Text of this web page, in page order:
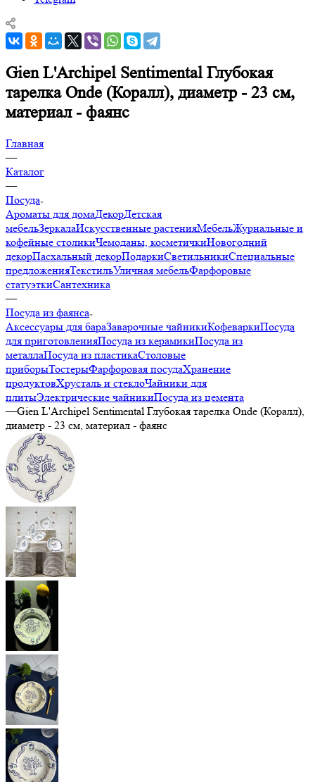
Gien L'Archipel Sentimental Глубокая
тарелка Onde (Коралл), диаметр - 23 см,
материал - фаянс
Главная
—
Каталог
—
Посуда
Ароматы для домаДекорДетская
мебельЗеркалаИскусственные растенияМебельЖурнальные и
кофейные столикиЧемоданы, косметичкиНовогодний
декорПасхальный декорПодаркиСветильникиСпециальные
предложенияТекстильУличная мебельФарфоровые
статуэткиСантехника
—
Посуда из фаянса
Аксессуары для бараЗаварочные чайникиКофеваркиПосуда
для приготовленияПосуда из керамикиПосуда из
металлаПосуда из пластикаСтоловые
приборыТостерыФарфоровая посудаХранение
продуктовХрусталь и стеклоЧайники для
плитыЭлектрические чайникиПосуда из цемента
—Gien L'Archipel Sentimental Глубокая тарелка Onde (Коралл),
диаметр - 23 см, материал - фаянс